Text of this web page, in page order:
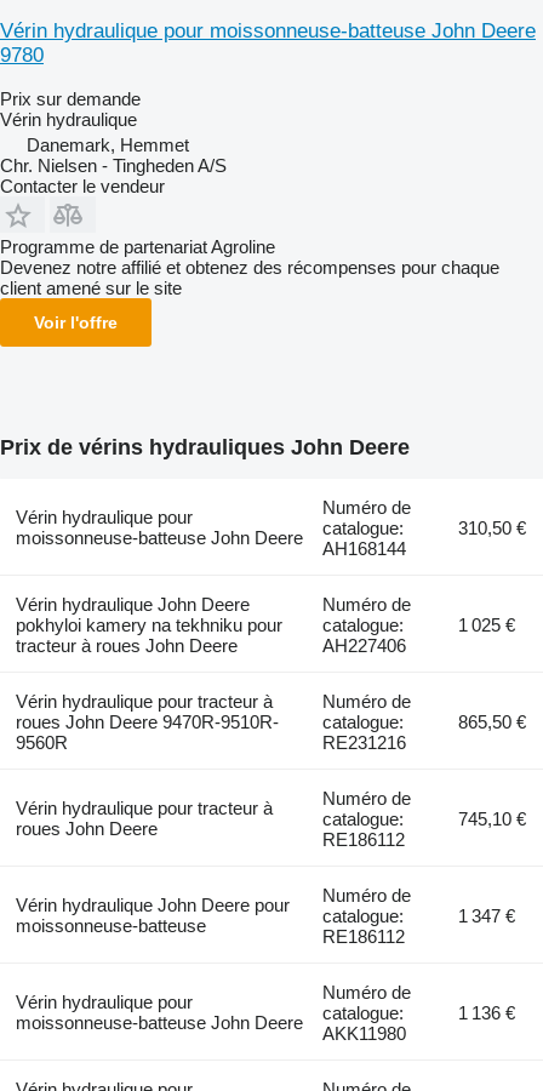
Vérin hydraulique pour moissonneuse-batteuse John Deere
9780
Prix sur demande
Vérin hydraulique
Danemark, Hemmet
Chr. Nielsen - Tingheden A/S
Contacter le vendeur
Programme de partenariat Agroline
Devenez notre affilié et obtenez des récompenses pour chaque
client amené sur le site
Voir l'offre
Prix de vérins hydrauliques John Deere
Vérin hydraulique pour
moissonneuse-batteuse John Deere
Numéro de
catalogue:
AH168144
310,50 €
Vérin hydraulique John Deere
pokhyloi kamery na tekhniku pour
tracteur à roues John Deere
Numéro de
catalogue:
AH227406
1 025 €
Vérin hydraulique pour tracteur à
roues John Deere 9470R-9510R-
9560R
Numéro de
catalogue:
RE231216
865,50 €
Vérin hydraulique pour tracteur à
roues John Deere
Numéro de
catalogue:
RE186112
745,10 €
Vérin hydraulique John Deere pour
moissonneuse-batteuse
Numéro de
catalogue:
RE186112
1 347 €
Vérin hydraulique pour
moissonneuse-batteuse John Deere
Numéro de
catalogue:
AKK11980
1 136 €